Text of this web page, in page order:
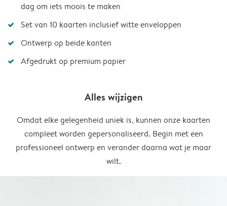
dag om iets moois te maken
Set van 10 kaarten inclusief witte enveloppen
Ontwerp op beide kanten
Afgedrukt op premium papier
Alles wijzigen
Omdat elke gelegenheid uniek is, kunnen onze kaarten
compleet worden gepersonaliseerd. Begin met een
professioneel ontwerp en verander daarna wat je maar
wilt.